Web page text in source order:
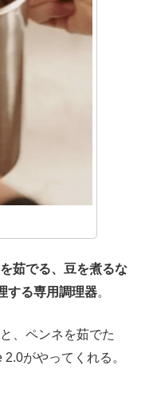
茹でる、豆を煮るな
する専用調理器。
、ペンネを茹でた
がやってくれる。